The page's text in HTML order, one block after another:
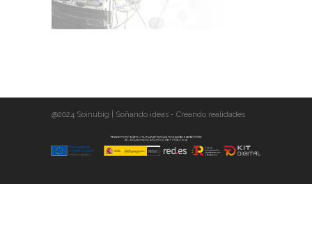
@2024 Soinubig | Soñando ideas - Creando realidades